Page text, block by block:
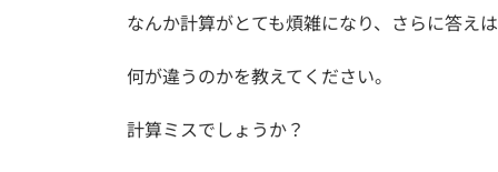
なんか計算がとても煩雑になり、さらに答え
何が違うのかを教えてください。
計算ミスでしょうか？